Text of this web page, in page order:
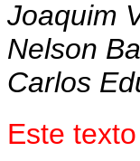
Joaquim
Nelson
Carlos
Este